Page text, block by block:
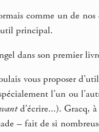
comme un de
principal.
dans son premier
vous proposer
l’un ou
d’écrire...). Gracq,
– fait de si